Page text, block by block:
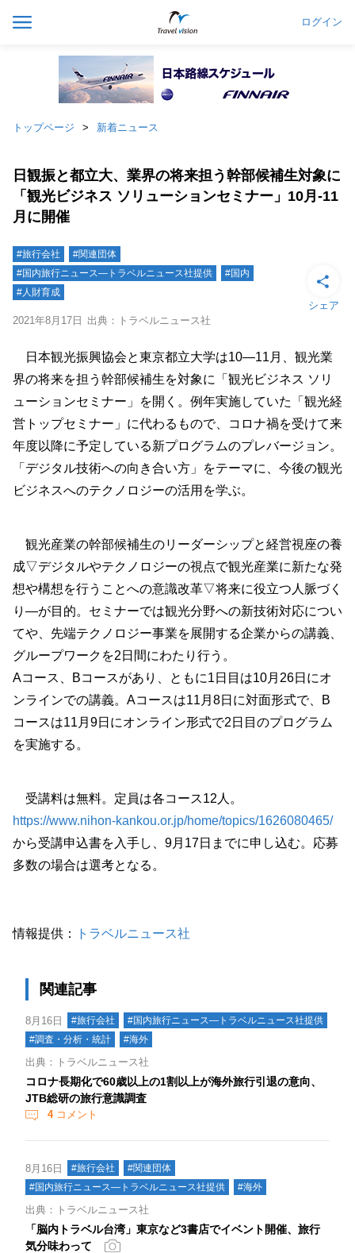
ログイン
トップページ 新着ニュース
日観振と都立大、業界の将来担う幹部候補生対象に
「観光ビジネス ソリューションセミナー」10月-11
月に開催
#旅行会社
#関連団体
#国内旅行ニュース―トラベルニュース社提供
#国内
#人財育成
2021年8月17日 出典：トラベルニュース社
シェア
日本観光振興協会と東京都立大学は10―11月、観光業
界の将来を担う幹部候補生を対象に「観光ビジネス ソリ
ューションセミナー」を開く。例年実施していた「観光経
営トップセミナー」に代わるもので、コロナ禍を受けて来
年度以降に予定している新プログラムのプレバージョン。
「デジタル技術への向き合い方」をテーマに、今後の観光
ビジネスへのテクノロジーの活用を学ぶ。
観光産業の幹部候補生のリーダーシップと経営視座の養
成▽デジタルやテクノロジーの視点で観光産業に新たな発
想や構想を行うことへの意識改革▽将来に役立つ人脈づく
り―が目的。セミナーでは観光分野への新技術対応につい
てや、先端テクノロジー事業を展開する企業からの講義、
グループワークを2日間にわたり行う。
Aコース、Bコースがあり、ともに1日目は10月26日にオ
ンラインでの講義。Aコースは11月8日に対面形式で、B
コースは11月9日にオンライン形式で2日目のプログラム
を実施する。
受講料は無料。定員は各コース12人。
https://www.nihon-kankou.or.jp/home/topics/1626080465/
から受講申込書を入手し、9月17日までに申し込む。応募
多数の場合は選考となる。
情報提供： トラベルニュース社
関連記事
8月16日 #旅行会社
#国内旅行ニュース―トラベルニュース社提供
#調査・分析・統計
#海外
出典：トラベルニュース社
コロナ長期化で60歳以上の1割以上が海外旅行引退の意向、
JTB総研の旅行意識調査
4コメント
8月16日 #旅行会社
#関連団体
#国内旅行ニュース―トラベルニュース社提供
#海外
出典：トラベルニュース社
「脳内トラベル台湾」東京など3書店でイベント開催、旅行
気分味わって